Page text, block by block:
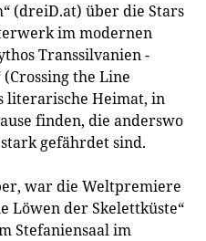
(dreiD.at) über die Stars
im modernen
Transsilvanien -
the Line
literarische Heimat, in
finden, die anderswo
gefährdet sind.
war die Weltpremiere
Löwen der Skelettküste“
Stefaniensaal im